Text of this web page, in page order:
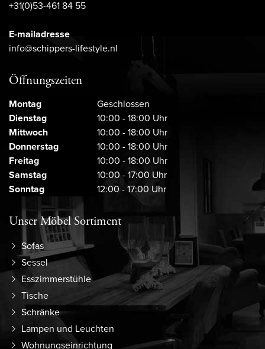
+31(0)53-461 84 55
E-mailadresse
info@schippers-lifestyle.nl
Öffnungszeiten
Montag
Geschlossen
Dienstag
10:00 - 18:00 Uhr
Mittwoch
10:00 - 18:00 Uhr
Donnerstag
10:00 - 18:00 Uhr
Freitag
10:00 - 18:00 Uhr
Samstag
10:00 - 17:00 Uhr
Sonntag
12:00 - 17:00 Uhr
Unser Möbel Sortiment
Sofas
Sessel
Esszimmerstühle
Tische
Schränke
Lampen und Leuchten
Wohnungseinrichtung